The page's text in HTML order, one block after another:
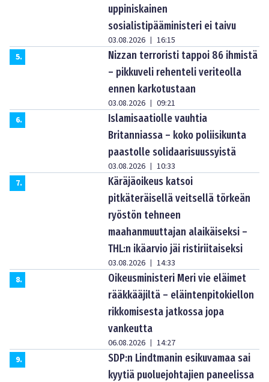
uppiniskainen
sosialistipääministeri ei taivu
03.08.2026 | 16:15
5.
Nizzan terroristi tappoi 86 ihmistä
– pikkuveli rehenteli veriteolla
ennen karkotustaan
03.08.2026 | 09:21
6.
Islamisaatiolle vauhtia
Britanniassa – koko poliisikunta
paastolle solidaarisuussyistä
03.08.2026 | 10:33
7.
Käräjäoikeus katsoi
pitkäteräisellä veitsellä törkeän
ryöstön tehneen
maahanmuuttajan alaikäiseksi –
THL:n ikäarvio jäi ristiriitaiseksi
03.08.2026 | 14:33
8.
Oikeusministeri Meri vie eläimet
rääkkääjiltä – eläintenpitokiellon
rikkomisesta jatkossa jopa
vankeutta
06.08.2026 | 14:27
9.
SDP:n Lindtmanin esikuvamaa sai
kyytiä puoluejohtajien paneelissa